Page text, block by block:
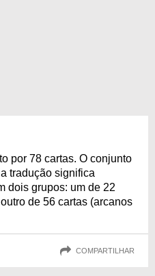
por 78 cartas. O conjunto
tradução significa
dois grupos: um de 22
de 56 cartas (arcanos
COMPARTILHAR